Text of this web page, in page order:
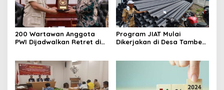
200 Wartawan Anggota
PWI Dijadwalkan Retret di
Program JIAT Mulai
Dikerjakan di Desa Tambe